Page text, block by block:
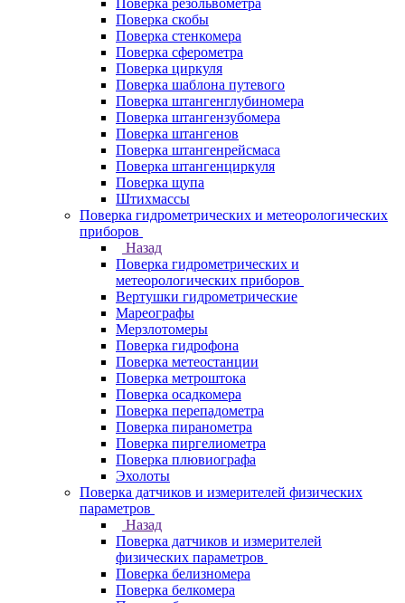
Поверка резольвометра
Поверка скобы
Поверка стенкомера
Поверка сферометра
Поверка циркуля
Поверка шаблона путевого
Поверка штангенглубиномера
Поверка штангензубомера
Поверка штангенов
Поверка штангенрейсмаса
Поверка штангенциркуля
Поверка щупа
Штихмассы
Поверка гидрометрических и метеорологических
приборов
Назад
Поверка гидрометрических и
метеорологических приборов
Вертушки гидрометрические
Мареографы
Мерзлотомеры
Поверка гидрофона
Поверка метеостанции
Поверка метроштока
Поверка осадкомера
Поверка перепадометра
Поверка пиранометра
Поверка пиргелиометра
Поверка плювиографа
Эхолоты
Поверка датчиков и измерителей физических
параметров
Назад
Поверка датчиков и измерителей
физических параметров
Поверка белизномера
Поверка белкомера